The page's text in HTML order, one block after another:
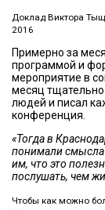
Доклад Виктора
2016
Примерно за
программой и
мероприятие в
месяц
людей и писал
конференция.
«Тогда в
понимали смысла
им, что это
послушать, чем
Чтобы как можно